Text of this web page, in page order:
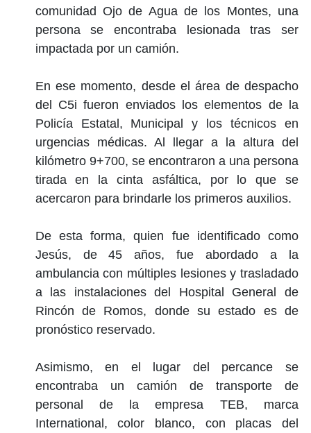
comunidad Ojo de Agua de los Montes, una
persona se encontraba lesionada tras ser
impactada por un camión.
En ese momento, desde el área de despacho
del C5i fueron enviados los elementos de la
Policía Estatal, Municipal y los técnicos en
urgencias médicas. Al llegar a la altura del
kilómetro 9+700, se encontraron a una persona
tirada en la cinta asfáltica, por lo que se
acercaron para brindarle los primeros auxilios.
De esta forma, quien fue identificado como
Jesús, de 45 años, fue abordado a la
ambulancia con múltiples lesiones y trasladado
a las instalaciones del Hospital General de
Rincón de Romos, donde su estado es de
pronóstico reservado.
Asimismo, en el lugar del percance se
encontraba un camión de transporte de
personal de la empresa TEB, marca
International, color blanco, con placas del